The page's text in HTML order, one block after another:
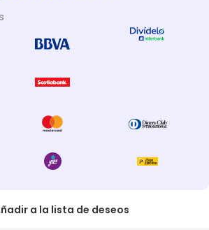
a la lista de deseos